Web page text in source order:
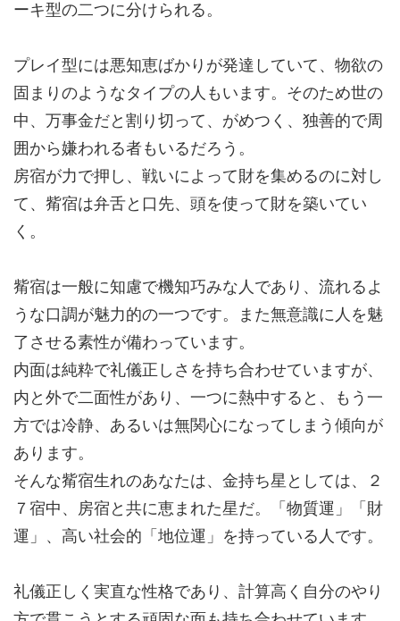
ーキ型の二つに分けられる。
プレイ型には悪知恵ばかりが発達していて、物欲の
固まりのようなタイプの人もいます。そのため世の
中、万事金だと割り切って、がめつく、独善的で周
囲から嫌われる者もいるだろう。
房宿が力で押し、戦いによって財を集めるのに対し
て、觜宿は弁舌と口先、頭を使って財を築いてい
く。
觜宿は一般に知慮で機知巧みな人であり、 流れるよ
うな口調 が魅力的の一つです。また無意識に人を魅
了させる素性が備わっています。
内面は純粋で礼儀正しさを持ち合わせていますが、
内と外で二面性があり、一つに熱中すると、もう一
方では冷静、あるいは無関心になってしまう傾向が
あります。
そんな觜宿生れのあなたは、金持ち星としては、２
７宿中、房宿と共に恵まれた星だ。「物質運」「財
運」、高い社会的「地位運」を持っている人です。
礼儀正しく実直な性格であり、 計算高く 自分のやり